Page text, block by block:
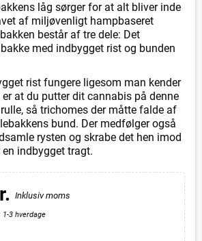
låg sørger for at alt bliver inde
af miljøvenligt hampbaseret
består af tre dele: Det
med indbygget rist og bunden
rist fungere ligesom man kender
at du putter dit cannabis på denne
så trichomes der måtte falde af
bund. Der medfølger også
rysten og skrabe det hen imod
indbygget tragt.
Inklusiv moms
3 hverdage